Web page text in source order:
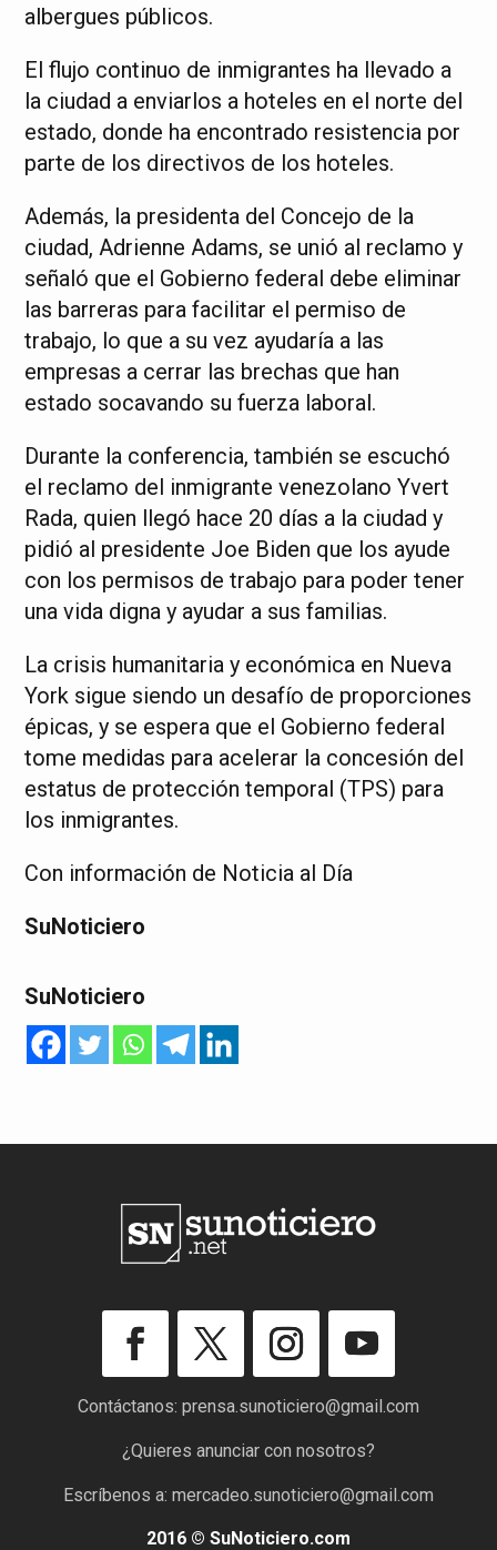
albergues públicos.
El flujo continuo de inmigrantes ha llevado a
la ciudad a enviarlos a hoteles en el norte del
estado, donde ha encontrado resistencia por
parte de los directivos de los hoteles.
Además, la presidenta del Concejo de la
ciudad, Adrienne Adams, se unió al reclamo y
señaló que el Gobierno federal debe eliminar
las barreras para facilitar el permiso de
trabajo, lo que a su vez ayudaría a las
empresas a cerrar las brechas que han
estado socavando su fuerza laboral.
Durante la conferencia, también se escuchó
el reclamo del inmigrante venezolano Yvert
Rada, quien llegó hace 20 días a la ciudad y
pidió al presidente Joe Biden que los ayude
con los permisos de trabajo para poder tener
una vida digna y ayudar a sus familias.
La crisis humanitaria y económica en Nueva
York sigue siendo un desafío de proporciones
épicas, y se espera que el Gobierno federal
tome medidas para acelerar la concesión del
estatus de protección temporal (TPS) para
los inmigrantes.
Con información de Noticia al Día
SuNoticiero
SuNoticiero
Contáctanos: prensa.sunoticiero@gmail.com
¿Quieres anunciar con nosotros?
Escríbenos a: mercadeo.sunoticiero@gmail.com
2016 © SuNoticiero.com